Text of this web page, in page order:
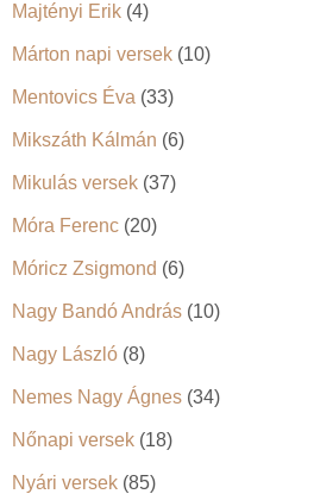
Majtényi Erik (4)
Márton napi versek (10)
Mentovics Éva (33)
Mikszáth Kálmán (6)
Mikulás versek (37)
Móra Ferenc (20)
Móricz Zsigmond (6)
Nagy Bandó András (10)
Nagy László (8)
Nemes Nagy Ágnes (34)
Nőnapi versek (18)
Nyári versek (85)